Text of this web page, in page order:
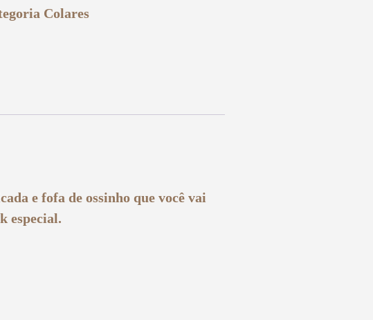
Colares
e fofa de ossinho que você vai
especial.